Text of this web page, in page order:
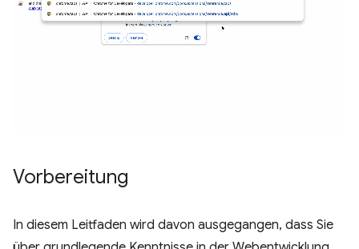
Vorbereitung
In diesem Leitfaden wird davon ausgegangen, dass Sie